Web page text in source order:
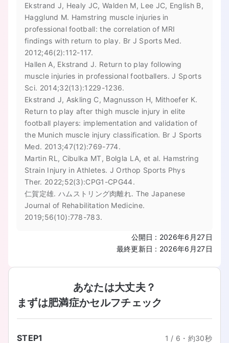
Ekstrand J, Healy JC, Walden M, Lee JC, English B,
Hagglund M. Hamstring muscle injuries in
professional football: the correlation of MRI
findings with return to play. Br J Sports Med.
2012;46(2):112-117.
Hallen A, Ekstrand J. Return to play following
muscle injuries in professional footballers. J Sports
Sci. 2014;32(13):1229-1236.
Ekstrand J, Askling C, Magnusson H, Mithoefer K.
Return to play after thigh muscle injury in elite
football players: implementation and validation of
the Munich muscle injury classification. Br J Sports
Med. 2013;47(12):769-774.
Martin RL, Cibulka MT, Bolgla LA, et al. Hamstring
Strain Injury in Athletes. J Orthop Sports Phys
Ther. 2022;52(3):CPG1-CPG44.
仁賀定雄. ハムストリング肉離れ. The Japanese
Journal of Rehabilitation Medicine.
2019;56(10):778-783.
公開日 : 2026年6月27日
最終更新日 : 2026年6月27日
あなたは大丈夫？
まずは肥満症かセルフチェック
STEP1 1 / 6 ・ 約30秒